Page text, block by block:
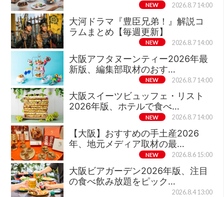
NEW 2026.8.7 14:00
大河ドラマ『豊臣兄弟！』解説コ
ラムまとめ【毎週更新】
NEW 2026.8.7 14:00
大阪アフタヌーンティー2026年最
新版、編集部取材のおす…
NEW 2026.8.7 14:00
大阪スイーツビュッフェ・リスト
2026年版、ホテルで食べ…
NEW 2026.8.7 14:00
【大阪】おすすめの手土産2026
年、地元メディア取材の最…
NEW 2026.8.6 15:00
大阪ビアガーデン2026年版、注目
の食べ飲み放題をピック…
2026.8.4 13:00